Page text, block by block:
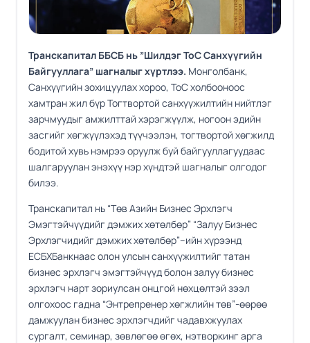
Транскапитал ББСБ нь ”Шилдэг ТоС Санхүүгийн
Байгууллага” шагналыг хүртлээ. Монголбанк,
Санхүүгийн зохицуулах хороо, ТоС холбооноос
хамтран жил бүр Тогтвортой санхүүжилтийн нийтлэг
зарчмуудыг амжилттай хэрэгжүүлж, ногоон эдийн
засгийг хөгжүүлэхэд түүчээлэн, тогтвортой хөгжилд
бодитой хувь нэмрээ оруулж буй байгууллагуудаас
шалгаруулан энэхүү нэр хүндтэй шагналыг олгодог
билээ.
Транскапитал нь “Төв Азийн Бизнес Эрхлэгч
Эмэгтэйчүүдийг дэмжих хөтөлбөр” “Залуу Бизнес
Эрхлэгчидийг дэмжих хөтөлбөр”--ийн хүрээнд
ЕСБХБанкнаас олон улсын санхүүжилтийг татан
бизнес эрхлэгч эмэгтэйчүүд болон залуу бизнес
эрхлэгч нарт зориулсан онцгой нөхцөлтэй зээл
олгохоос гадна “Энтрепренер хөгжлийн төв”-өөрөө
дамжуулан бизнес эрхлэгчдийг чадавхжуулах
сургалт, семинар, зөвлөгөө өгөх, нэтворкинг арга